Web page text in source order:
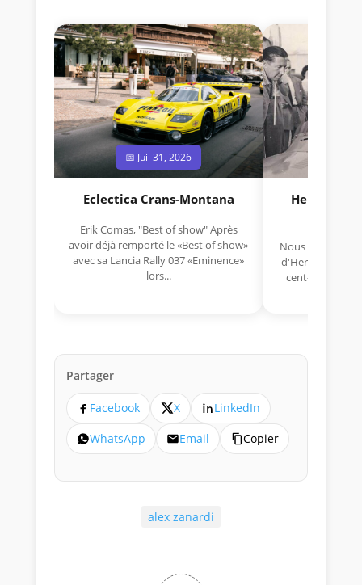
📅 Juil 31, 2026
Eclectica Crans-Montana
Erik Comas, "Best of show" Après
avoir déjà remporté le «Best of show»
avec sa Lancia Rally 037 «Eminence»
lors...
Hermano
Nous avons
d'Hermano Da
cent-unième
Partager
Facebook X
LinkedIn
WhatsApp
Email Copier
alex zanardi